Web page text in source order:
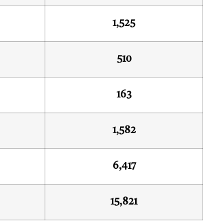
1,525
510
163
1,582
6,417
15,821